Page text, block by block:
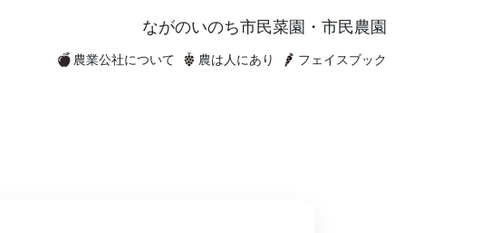
ながのいのち市民菜園・市民農園
農業公社について 農は人にあり フェイスブック